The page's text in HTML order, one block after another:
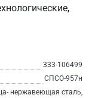
333-106499
СПСО-957н
нержавеющая сталь,